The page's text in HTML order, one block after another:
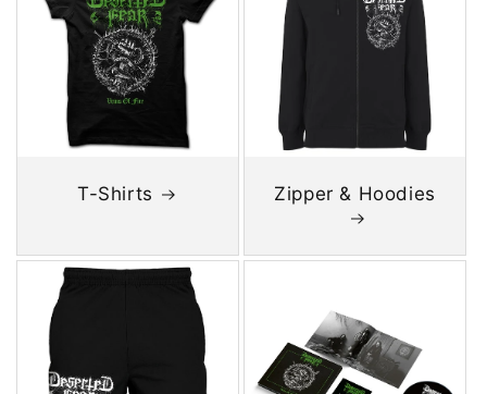
T-Shirts Zipper & Hoodies